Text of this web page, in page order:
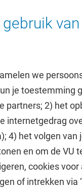
we
je toestemming
partners; 2) het
internetgedrag
4) het volgen
en om de
cookies
of intrekken via
jaarkalender